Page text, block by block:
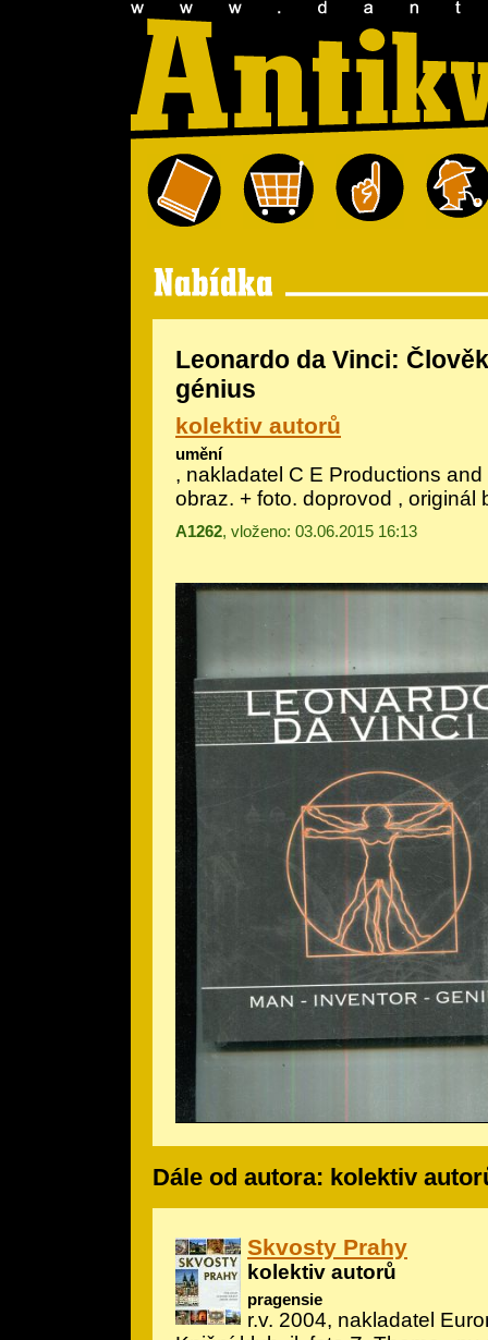
Leonardo da Vinci:
génius
kolektiv autorů
umění
, nakladatel C E Productions
obraz. + foto. doprovod , originál
A1262, vloženo: 03.06.2015 16:13
Dále od autora: kolektiv
Skvosty Prahy
kolektiv autorů
pragensie
r.v. 2004, nakladatel